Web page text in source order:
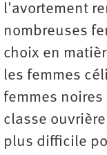
l'avortement
nombreuses
choix en
les femmes
femmes
classe
plus difficile